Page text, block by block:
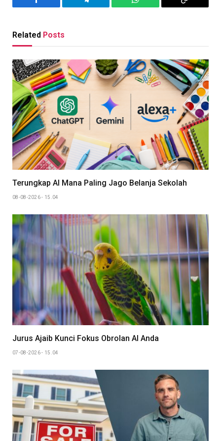
Facebook Telegram WhatsApp
Copy
Related Posts
Terungkap AI Mana Paling Jago Belanja Sekolah
08-08-2026 - 15.04
Jurus Ajaib Kunci Fokus Obrolan AI Anda
07-08-2026 - 15.04